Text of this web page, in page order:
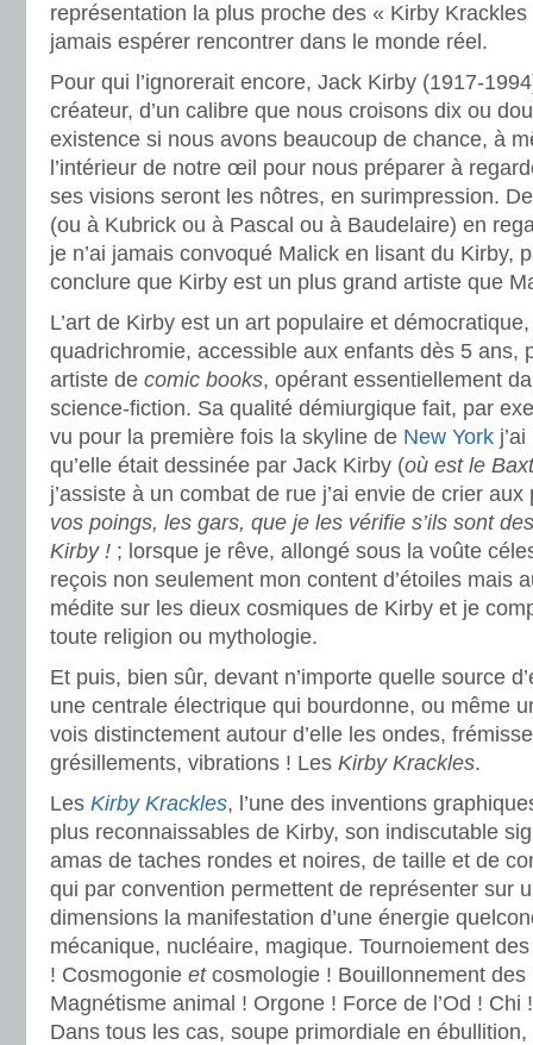
représentation la plus proche des « Kirby Krackles
jamais espérer rencontrer dans le monde réel.
Pour qui l’ignorerait encore, Jack Kirby (1917-
créateur, d’un calibre que nous croisons dix ou
existence si nous avons beaucoup de chance, à
l’intérieur de notre œil pour nous préparer à
ses visions seront les nôtres, en surimpression.
(ou à Kubrick ou à Pascal ou à Baudelaire) en
je n’ai jamais convoqué Malick en lisant du Kirby,
conclure que Kirby est un plus grand artiste que
L’art de Kirby est un art populaire et
quadrichromie, accessible aux enfants dès 5 ans,
artiste de comic books, opérant essentiellement
science-fiction. Sa qualité démiurgique fait, par
vu pour la première fois la skyline de New York
qu’elle était dessinée par Jack Kirby (où est le
j’assiste à un combat de rue j’ai envie de crier
vos poings, les gars, que je les vérifie s’ils sont
Kirby ! ; lorsque je rêve, allongé sous la voûte
reçois non seulement mon content d’étoiles mais
médite sur les dieux cosmiques de Kirby et je
toute religion ou mythologie.
Et puis, bien sûr, devant n’importe quelle source
une centrale électrique qui bourdonne, ou même
vois distinctement autour d’elle les ondes,
grésillements, vibrations ! Les Kirby Krackles.
Les Kirby Krackles, l’une des inventions
plus reconnaissables de Kirby, son indiscutable
amas de taches rondes et noires, de taille et de
qui par convention permettent de représenter sur
dimensions la manifestation d’une énergie
mécanique, nucléaire, magique. Tournoiement
! Cosmogonie et cosmologie ! Bouillonnement
Magnétisme animal ! Orgone ! Force de l’Od ! Chi
Dans tous les cas, soupe primordiale en